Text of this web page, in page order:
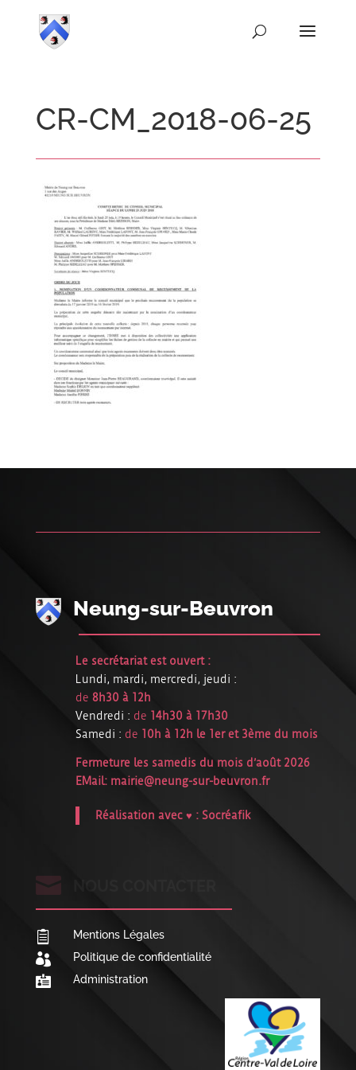
CR-CM_2018-06-25
Neung-sur-Beuvron
Le secrétariat est ouvert :
Lundi, mardi, mercredi, jeudi :
de 8h30 à 12h
Vendredi : de 14h30 à 17h30
Samedi : de 10h à 12h le 1er et 3ème du mois
Fermeture les samedis du mois d’août 2026
EMail: mairie@neung-sur-beuvron.fr
Réalisation avec ♥ : Socréafik

 Mentions Légales
 Politique de confidentialité
 Administration